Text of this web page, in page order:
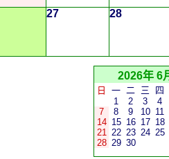
27 28
2026年 6
日 一 二 三
四
1
2 3
4
7
8 9 10 11
14 15 16 17 18
21 22 23 24 25
28 29 30